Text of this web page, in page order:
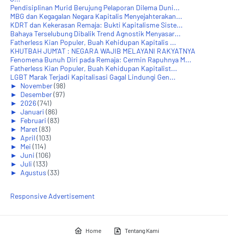
Pendisiplinan Murid Berujung Pelaporan Dilema Duni...
MBG dan Kegagalan Negara Kapitalis Menyejahterakan...
KDRT dan Kekerasan Remaja: Bukti Kapitalisme Siste...
Bahaya Terselubung Dibalik Trend Agnostik Menyasar...
Fatherless Kian Populer, Buah Kehidupan Kapitalis ...
KHUTBAH JUM'AT : NEGARA WAJIB MELAYANI RAKYATNYA
Fenomena Bunuh Diri pada Remaja: Cermin Rapuhnya M...
Fatherless Kian Populer, Buah Kehidupan Kapitalist...
LGBT Marak Terjadi Kapitalisasi Gagal Lindungi Gen...
► November(98)
► Desember(97)
► 2026(741)
► Januari (86)
► Februari (83)
► Maret(83)
► April(103)
► Mei (114)
► Juni (106)
► Juli (133)
► Agustus (33)
Responsive Advertisement
Home Tentang Kami